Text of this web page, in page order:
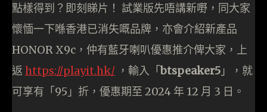
點樣得到？即刻睇片！ 試業版先唔講新嘢，同大家
懷愐一下喺香港已消失嘅品牌，亦會介紹新產品
HONOR X9c，仲有藍牙喇叭優惠推介俾大家，上
返 https://playit.hk/ ，輸入「btspeaker5 」，就
可享有「95」折，優惠期至 2024 年 12 月 3 日。